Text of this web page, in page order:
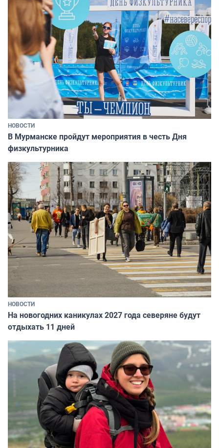
НОВОСТИ
В Мурманске пройдут мероприятия в честь Дня
физкультурника
НОВОСТИ
На новогодних каникулах 2027 года северяне будут
отдыхать 11 дней